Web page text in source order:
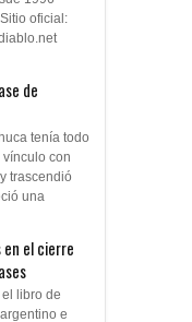
oficial:
de
tenía todo
con
trascendió
una
el cierre
libro de
e